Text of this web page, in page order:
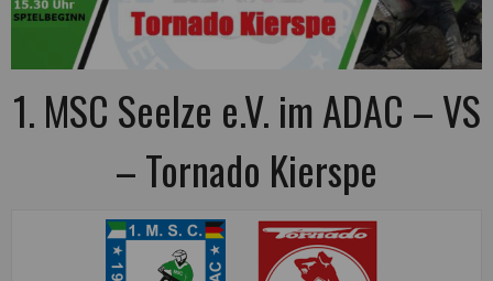
1. MSC Seelze e.V. im ADAC – VS
– Tornado Kierspe